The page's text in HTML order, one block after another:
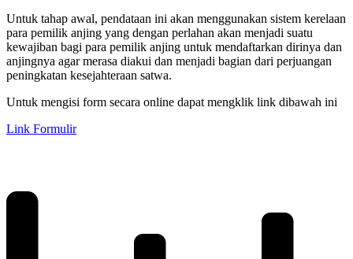
Untuk tahap awal, pendataan ini akan menggunakan sistem kerelaan
para pemilik anjing yang dengan perlahan akan menjadi suatu
kewajiban bagi para pemilik anjing untuk mendaftarkan dirinya dan
anjingnya agar merasa diakui dan menjadi bagian dari perjuangan
peningkatan kesejahteraan satwa.
Untuk mengisi form secara online dapat mengklik link dibawah ini
Link Formulir